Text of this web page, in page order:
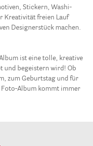
Stickern, Washi-
Kreativität freien Lauf
Designerstück machen.
ist eine tolle, kreative
und begeistern wird! Ob
zum Geburtstag und für
Foto-Album kommt immer